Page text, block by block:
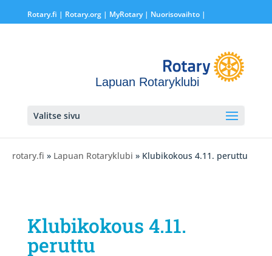
Rotary.fi | Rotary.org| MyRotary | Nuorisovaihto|
Lapuan Rotaryklubi
Valitse sivu
rotary.fi » Lapuan Rotaryklubi » Klubikokous 4.11. peruttu
Klubikokous 4.11.
peruttu